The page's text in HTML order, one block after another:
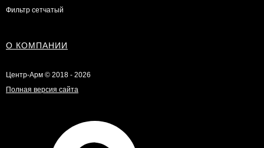
Фильтр сетчатый
О КОМПАНИИ
Центр-Арм © 2018 - 2026
Полная версия сайта